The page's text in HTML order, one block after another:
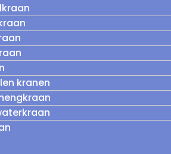
kranen